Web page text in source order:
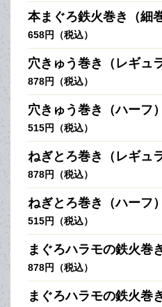
本まぐろ鉄火巻き（細
658円（税込）
穴きゅう巻き（レギュ
878円（税込）
穴きゅう巻き（ハーフ）
515円（税込）
ねぎとろ巻き（レギュ
878円（税込）
ねぎとろ巻き（ハーフ）
515円（税込）
まぐろハラモの鉄火巻
878円（税込）
まぐろハラモの鉄火巻